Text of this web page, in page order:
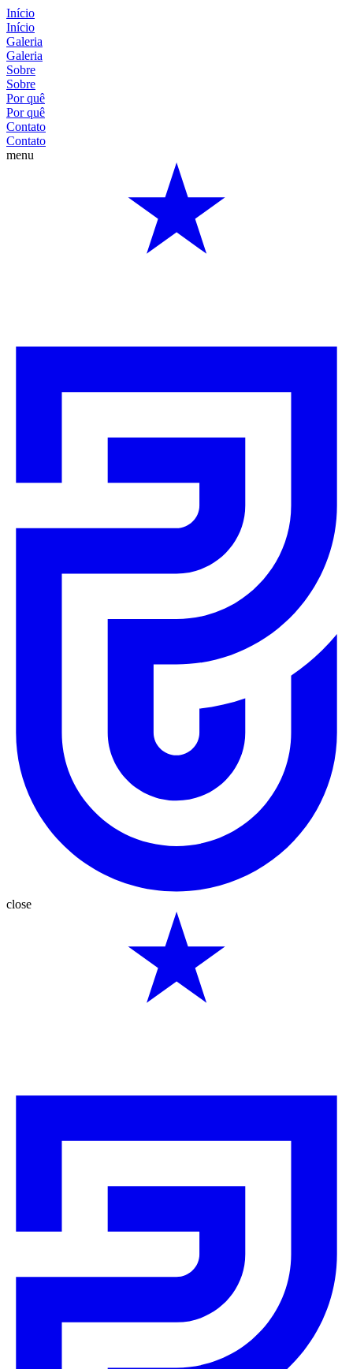
Início
Início
Galeria
Galeria
Sobre
Sobre
Por quê
Por quê
Contato
Contato
menu
close